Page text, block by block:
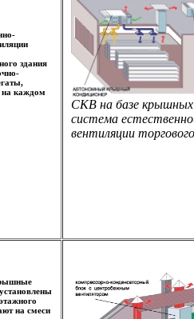
здания
на каждом
СКВ на базе крышных
система
вентиляции
на смеси